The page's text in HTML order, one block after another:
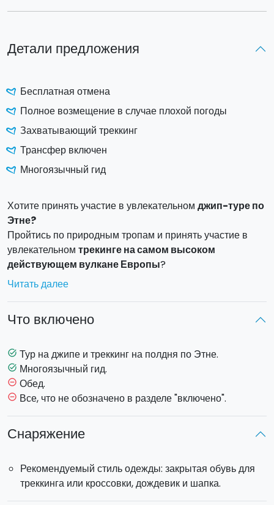
Детали предложения
Бесплатная отмена
Полное возмещение в случае плохой погоды
Захватывающий треккинг
Трансфер включен
Многоязычный гид
Хотите принять участие в увлекательном джип-туре по
Этне?
Пройтись по природным тропам и принять участие в
увлекательном трекинге на самом высоком
действующем вулкане Европы?
Примите участие
Приключение начинается с
от вашего места
направитесь в сторонуРифуджио Сапиенца
стороне Этны, откуда начнете
продолжительностью около 1 часа. Вы сможете
полюбоваться древнимиизверженными кратерами
естественной долиной лавы, расположенной на
восточной стороне Этны.
потоками лавы.
Выберите этот тур, чтобы открыть для себя Этну
Читать далее
Что включено
task_alt Тур на джипе и треккинг на полдня по Этне.
task_alt Многоязычный гид.
remove_circle_outline Обед.
remove_circle_outline Все, что не обозначено в разделе "включено".
Снаряжение
Рекомендуемый стиль одежды: закрытая обувь для
треккинга или кроссовки, дождевик и шапка.